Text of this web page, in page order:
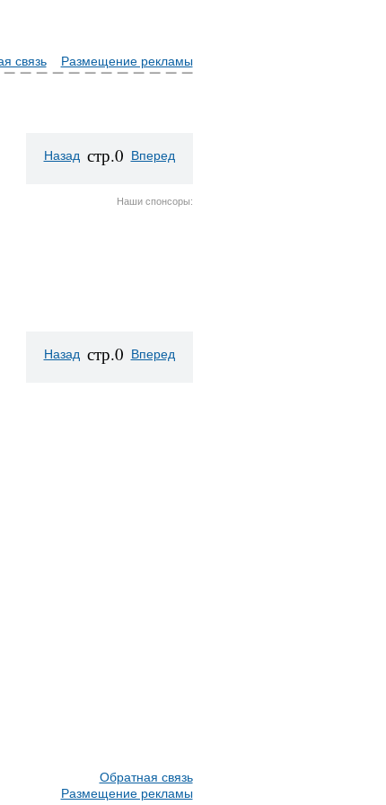
связь Размещение рекламы
Назад стр.0 Вперед
Наши спонсоры:
Назад стр.0 Вперед
Обратная связь
Размещение рекламы